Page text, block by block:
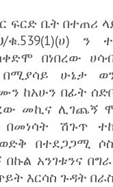
ፍርድ ቤት በተጠሪ
ቁ.539(1)(ሀ) ን
በነበረው
በሚያሳይ ሁኔታ
ከአሁን በፊት
መኪና ሊገጨኝ
በመነሳት ሽጉጥ
በተደጋጋሚ
በኩል አንገቱንና
እርሳስ ጉዳት